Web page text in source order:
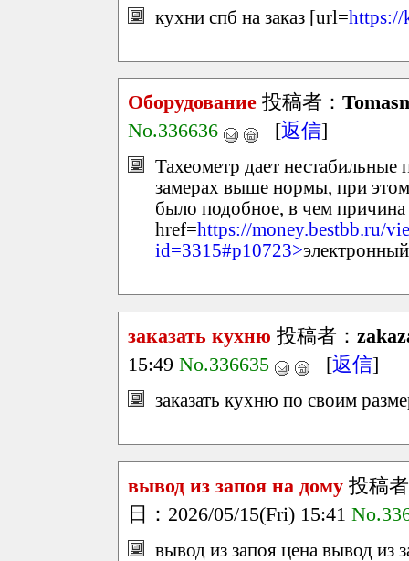
кухни спб на заказ [url=https://
Оборудование 投稿者：
No.336636
[返信]
Тахеометр дает
замерах выше нормы, при
было подобное, в чем
href=https://money.bestbb.ru/
id=3315#p10723>
заказать кухню 投稿者：
15:49 No.336635 [返信]
заказать кухню по своим
вывод из запоя на дому 投稿
日：2026/05/15(Fri) 15:41
вывод из запоя цена вывод из